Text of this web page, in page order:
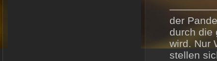
der
durch die
wird. Nur
stellen